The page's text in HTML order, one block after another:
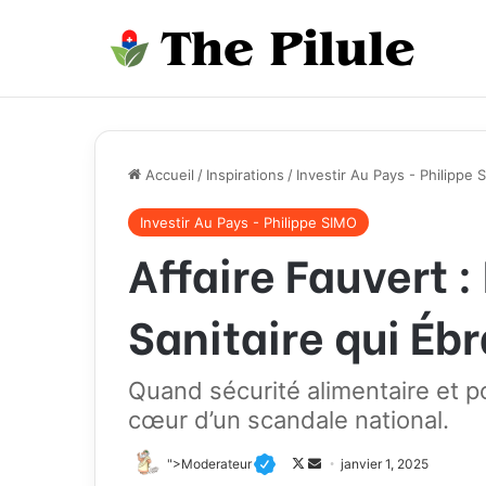
Accueil / Inspirations / Investir Au Pays - Philippe
Investir Au Pays - Philippe SIMO
Affaire Fauvert :
Sanitaire qui
Quand sécurité alimentaire et
cœur d’un scandale national.
">Moderateur
F
E janvier 1, 2025